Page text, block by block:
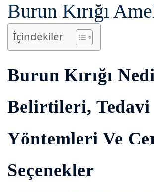
Burun Kırığı
İçindekiler
Burun Kırığı
Belirtileri, Tedavi
Yöntemleri Ve
Seçenekler